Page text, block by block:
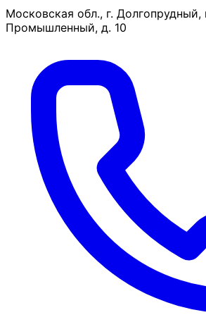
Московская обл., г. Долгопрудный,
Промышленный, д. 10